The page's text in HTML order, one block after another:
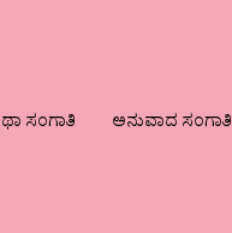
ಸಂಗಾತಿ ಅನುವಾದ ಸಂಗಾತಿ